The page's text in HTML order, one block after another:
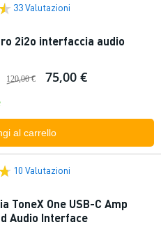
33 Valutazioni
2i2o interfaccia audio
120,00 € 75,00 €
al carrello
10 Valutazioni
ToneX One USB-C Amp
Audio Interface